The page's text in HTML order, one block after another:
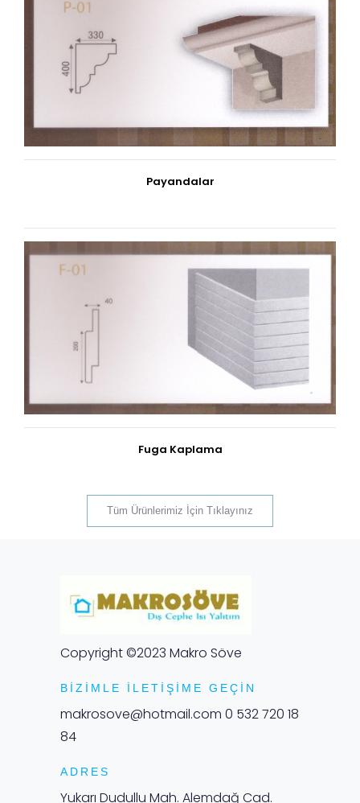
Payandalar
Fuga Kaplama
Tüm Ürünlerimiz İçin Tıklayınız
Copyright ©2023 Makro Söve
BIZIMLE İLETIŞIME GEÇIN
makrosove@hotmail.com 0 532 720 18
84
ADRES
Yukarı Dudullu Mah. Alemdağ Cad.